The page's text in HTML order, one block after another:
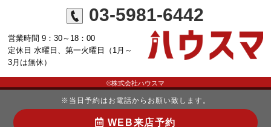
03-5981-6442
営業時間 9：30～18：00
定休日 水曜日、第一火曜日（1月～
3月は無休）
©株式会社ハウスマ
※当日予約はお電話からお願い致します。
WEB来店予約